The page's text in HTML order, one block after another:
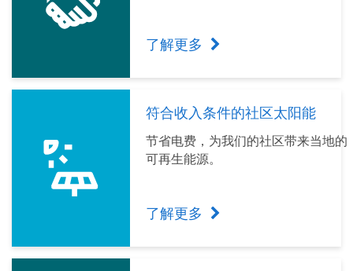
了解更多
符合收入条件的社区太阳能
节省电费，为我们的社区带来当地的
可再生能源。
了解更多